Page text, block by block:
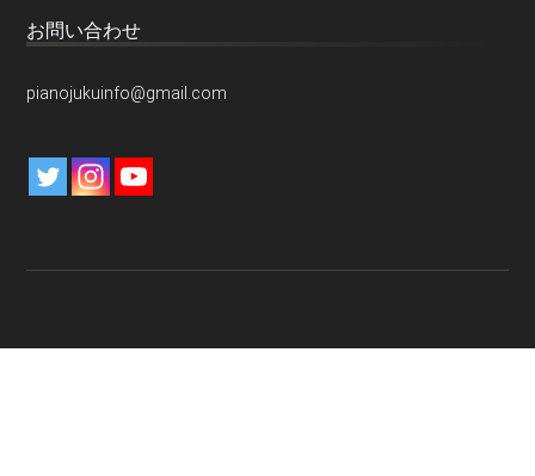
お問い合わせ
pianojukuinfo@gmail.com